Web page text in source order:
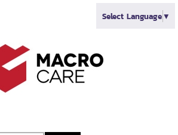
Select Language▼